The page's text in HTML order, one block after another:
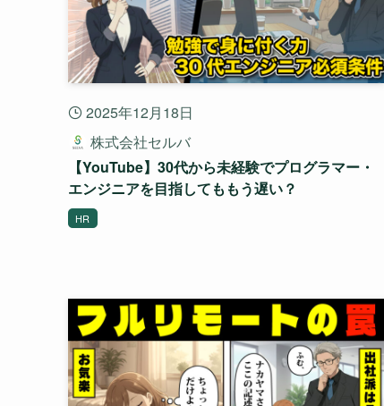
2025年12月18日
株式会社セルバ
【YouTube】30代から未経験でプログラマー・
エンジニアを目指してももう遅い？
HR